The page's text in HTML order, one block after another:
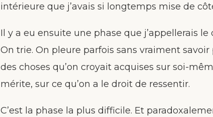
intérieure que j’avais si longtemps mise de
Il y a eu ensuite une phase que j’appellerais
On trie. On pleure parfois sans vraiment
des choses qu’on croyait acquises sur soi-
mérite, sur ce qu’on a le droit de ressentir.
C’est la phase la plus difficile. Et